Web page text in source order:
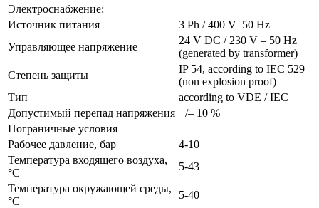
Электроснабжение:
Источник питания
3 Ph / 400 V–50 Hz
Управляющее напряжение
24 V DC / 230 V – 50 Hz
(generated by transformer)
Степень защиты
IP 54, according to IEC 529
(non explosion proof)
Тип
according to VDE / IEC
Допустимый перепад напряжения +/– 10 %
Пограничные условия
Рабочее давление, бар
4-10
Температура входящего воздуха,
°C
5-43
Температура окружающей среды,
°C
5-40